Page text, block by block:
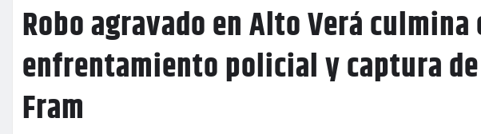
Robo agravado en Alto Verá culmina
enfrentamiento policial y captura
Fram